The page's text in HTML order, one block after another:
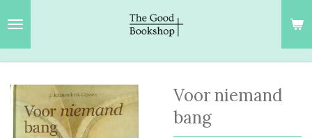
hoofdinhoud
Voor niemand
bang